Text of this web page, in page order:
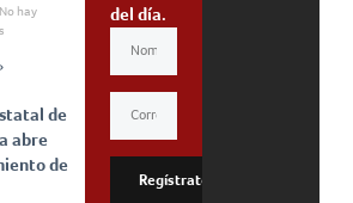
No hay
de
abre
de
del día.
Regístrate